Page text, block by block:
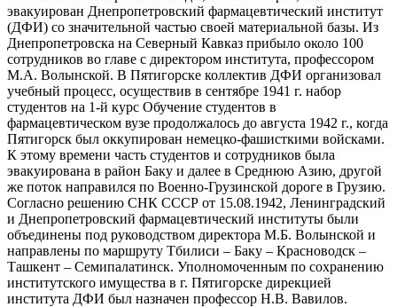
эвакуирован Днепропетровский фармацевтический институт
(ДФИ) со значительной частью своей материальной базы. Из
Днепропетровска на Северный Кавказ прибыло около 100
сотрудников во главе с директором института, профессором
М.А. Волынской. В Пятигорске коллектив ДФИ организовал
учебный процесс, осуществив в сентябре 1941 г. набор
студентов на 1-й курс Обучение студентов в
фармацевтическом вузе продолжалось до августа 1942 г., когда
Пятигорск был оккупирован немецко-фашисткими войсками.
К этому времени часть студентов и сотрудников была
эвакуирована в район Баку и далее в Среднюю Азию, другой
же поток направился по Военно-Грузинской дороге в Грузию.
Согласно решению СНК СССР от 15.08.1942, Ленинградский
и Днепропетровский фармацевтический институты были
объединены под руководством директора М.Б. Волынской и
направлены по маршруту Тбилиси – Баку – Красноводск –
Ташкент – Семипалатинск. Уполномоченным по сохранению
институтского имущества в г. Пятигорске дирекцией
института ДФИ был назначен профессор Н.В. Вавилов.